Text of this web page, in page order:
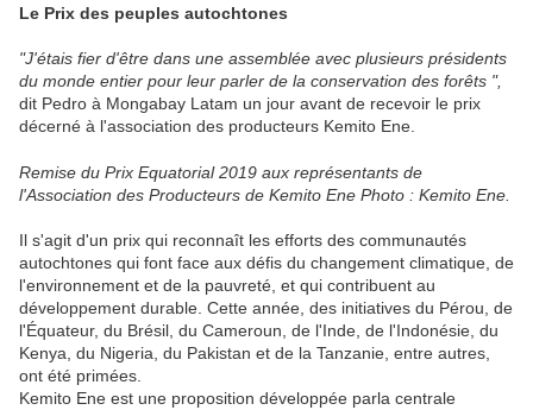
Le Prix des peuples autochtones
"J'étais fier d'être dans une assemblée avec plusieurs présidents
du monde entier pour leur parler de la conservation des forêts ",
dit Pedro à Mongabay Latam un jour avant de recevoir le prix
décerné à l'association des producteurs Kemito Ene.
Remise du Prix Equatorial 2019 aux représentants de
l'Association des Producteurs de Kemito Ene Photo : Kemito Ene.
Il s'agit d'un prix qui reconnaît les efforts des communautés
autochtones qui font face aux défis du changement climatique, de
l'environnement et de la pauvreté, et qui contribuent au
développement durable. Cette année, des initiatives du Pérou, de
l'Équateur, du Brésil, du Cameroun, de l'Inde, de l'Indonésie, du
Kenya, du Nigeria, du Pakistan et de la Tanzanie, entre autres,
ont été primées.
Kemito Ene est une proposition développée parla centrale